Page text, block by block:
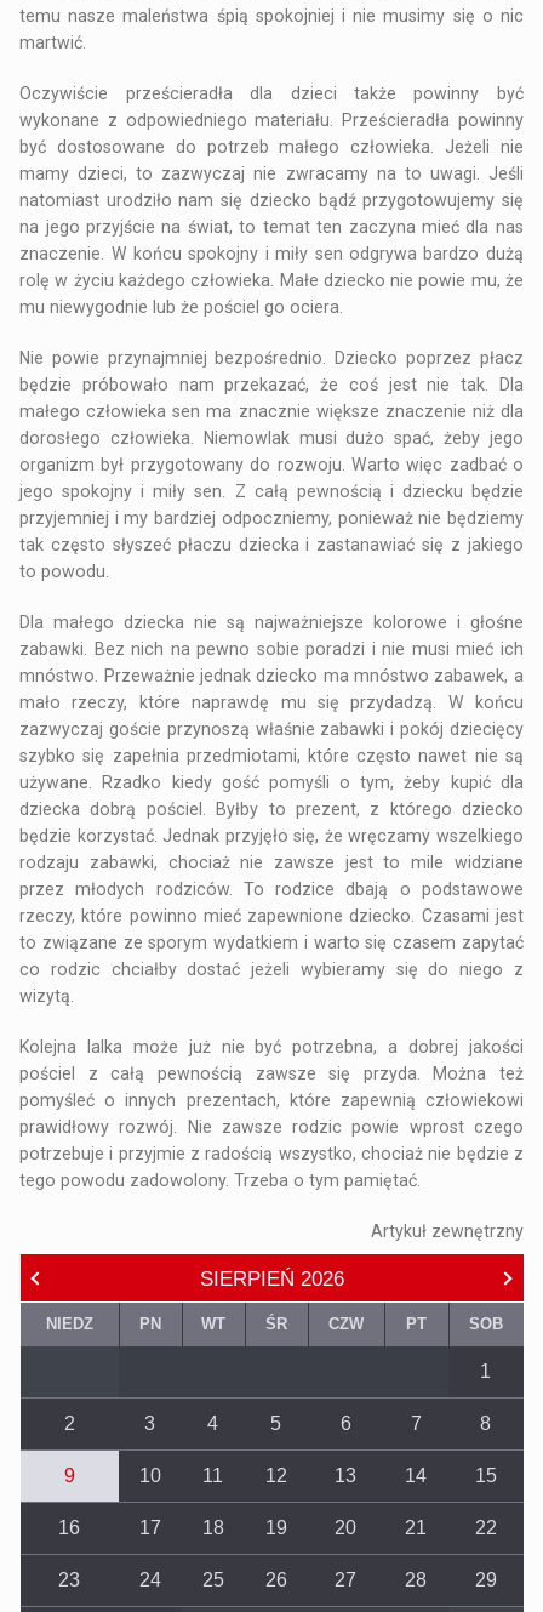
temu nasze maleństwa śpią spokojniej i nie musimy się o nic
martwić.
Oczywiście prześcieradła dla dzieci także powinny być
wykonane z odpowiedniego materiału. Prześcieradła powinny
być dostosowane do potrzeb małego człowieka. Jeżeli nie
mamy dzieci, to zazwyczaj nie zwracamy na to uwagi. Jeśli
natomiast urodziło nam się dziecko bądź przygotowujemy się
na jego przyjście na świat, to temat ten zaczyna mieć dla nas
znaczenie. W końcu spokojny i miły sen odgrywa bardzo dużą
rolę w życiu każdego człowieka. Małe dziecko nie powie mu, że
mu niewygodnie lub że pościel go ociera.
Nie powie przynajmniej bezpośrednio. Dziecko poprzez płacz
będzie próbowało nam przekazać, że coś jest nie tak. Dla
małego człowieka sen ma znacznie większe znaczenie niż dla
dorosłego człowieka. Niemowlak musi dużo spać, żeby jego
organizm był przygotowany do rozwoju. Warto więc zadbać o
jego spokojny i miły sen. Z całą pewnością i dziecku będzie
przyjemniej i my bardziej odpoczniemy, ponieważ nie będziemy
tak często słyszeć płaczu dziecka i zastanawiać się z jakiego
to powodu.
Dla małego dziecka nie są najważniejsze kolorowe i głośne
zabawki. Bez nich na pewno sobie poradzi i nie musi mieć ich
mnóstwo. Przeważnie jednak dziecko ma mnóstwo zabawek, a
mało rzeczy, które naprawdę mu się przydadzą. W końcu
zazwyczaj goście przynoszą właśnie zabawki i pokój dziecięcy
szybko się zapełnia przedmiotami, które często nawet nie są
używane. Rzadko kiedy gość pomyśli o tym, żeby kupić dla
dziecka dobrą pościel. Byłby to prezent, z którego dziecko
będzie korzystać. Jednak przyjęło się, że wręczamy wszelkiego
rodzaju zabawki, chociaż nie zawsze jest to mile widziane
przez młodych rodziców. To rodzice dbają o podstawowe
rzeczy, które powinno mieć zapewnione dziecko. Czasami jest
to związane ze sporym wydatkiem i warto się czasem zapytać
co rodzic chciałby dostać jeżeli wybieramy się do niego z
wizytą.
Kolejna lalka może już nie być potrzebna, a dobrej jakości
pościel z całą pewnością zawsze się przyda. Można też
pomyśleć o innych prezentach, które zapewnią człowiekowi
prawidłowy rozwój. Nie zawsze rodzic powie wprost czego
potrzebuje i przyjmie z radością wszystko, chociaż nie będzie z
tego powodu zadowolony. Trzeba o tym pamiętać.
Artykuł zewnętrzny
SIERPIEŃ 2026
NIEDZ PN WT ŚR CZW PT SOB
1
2 3 4 5 6 7 8
9 10 11 12 13 14 15
16 17 18 19 20 21 22
23 24 25 26 27 28 29